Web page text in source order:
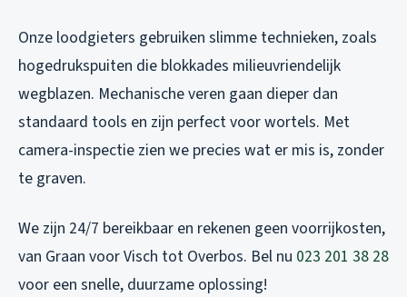
Onze loodgieters gebruiken slimme technieken, zoals
hogedrukspuiten die blokkades milieuvriendelijk
wegblazen. Mechanische veren gaan dieper dan
standaard tools en zijn perfect voor wortels. Met
camera-inspectie zien we precies wat er mis is, zonder
te graven.
We zijn 24/7 bereikbaar en rekenen geen voorrijkosten,
van Graan voor Visch tot Overbos. Bel nu 023 201 38 28
voor een snelle, duurzame oplossing!